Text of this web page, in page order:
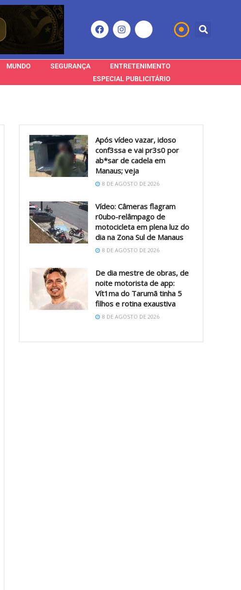
MUNDO SEGURANÇA
ENTRETENIMENTO
ESPECIAL PUBLICITÁRIO
Após vídeo vazar, idoso
conf3ssa e vai pr3s0 por
ab*sar de cadela em
Manaus; veja
8 DE AGOSTO DE 2026
Vídeo: Câmeras flagram
r0ubo-relâmpago de
motocicleta em plena luz do
dia na Zona Sul de Manaus
8 DE AGOSTO DE 2026
De dia mestre de obras, de
noite motorista de app:
Vít1ma do Tarumã tinha 5
filhos e rotina exaustiva
8 DE AGOSTO DE 2026